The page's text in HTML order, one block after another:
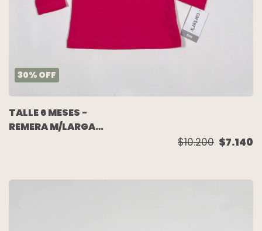
30% OFF
TALLE 6 MESES -
REMERA M/LARGA
CARTERS
$10.200 $7.140